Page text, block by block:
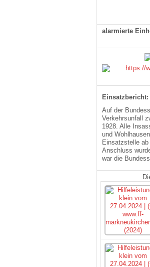
alarmierte
Einsatzbericht:
Auf der
Verkehrsunfall
1928. Alle
und Wohlhausen
Einsatzstelle ab
Anschluss
war die